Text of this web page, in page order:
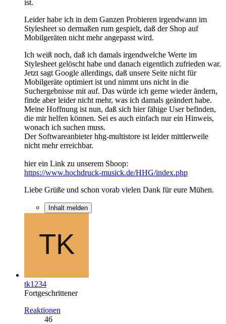
ist.
Leider habe ich in dem Ganzen Probieren irgendwann im
Stylesheet so dermaßen rum gespielt, daß der Shop auf
Mobilgeräten nicht mehr angepasst wird.
Ich weiß noch, daß ich damals irgendwelche Werte im
Stylesheet gelöscht habe und danach eigentlich zufrieden war.
Jetzt sagt Google allerdings, daß unsere Seite nicht für
Mobilgeräte optimiert ist und nimmt uns nicht in die
Suchergebnisse mit auf. Das würde ich gerne wieder ändern,
finde aber leider nicht mehr, was ich damals geändert habe.
Meine Hoffnung ist nun, daß sich hier fähige User befinden,
die mir helfen können. Sei es auch einfach nur ein Hinweis,
wonach ich suchen muss.
Der Softwareanbieter hhg-multistore ist leider mittlerweile
nicht mehr erreichbar.
hier ein Link zu unserem Shoop:
https://www.hochdruck-musick.de/HHG/index.php
Liebe Grüße und schon vorab vielen Dank für eure Mühen.
Inhalt melden
tk1234
Fortgeschrittener
Reaktionen
46